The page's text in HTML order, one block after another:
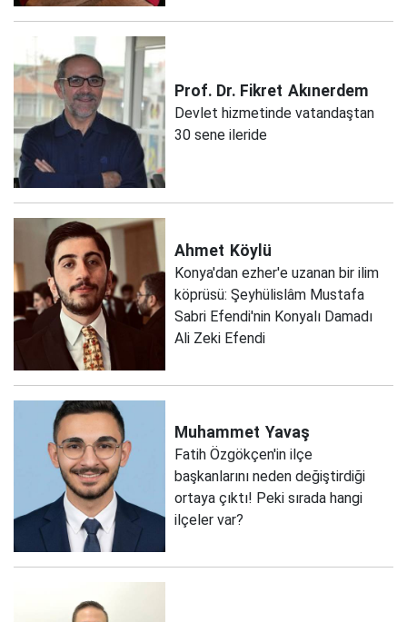
Prof. Dr. Fikret Akınerdem
Devlet hizmetinde vatandaştan
30 sene ileride
Ahmet Köylü
Konya'dan ezher'e uzanan bir ilim
köprüsü: Şeyhülislâm Mustafa
Sabri Efendi'nin Konyalı Damadı
Ali Zeki Efendi
Muhammet Yavaş
Fatih Özgökçen'in ilçe
başkanlarını neden değiştirdiği
ortaya çıktı! Peki sırada hangi
ilçeler var?